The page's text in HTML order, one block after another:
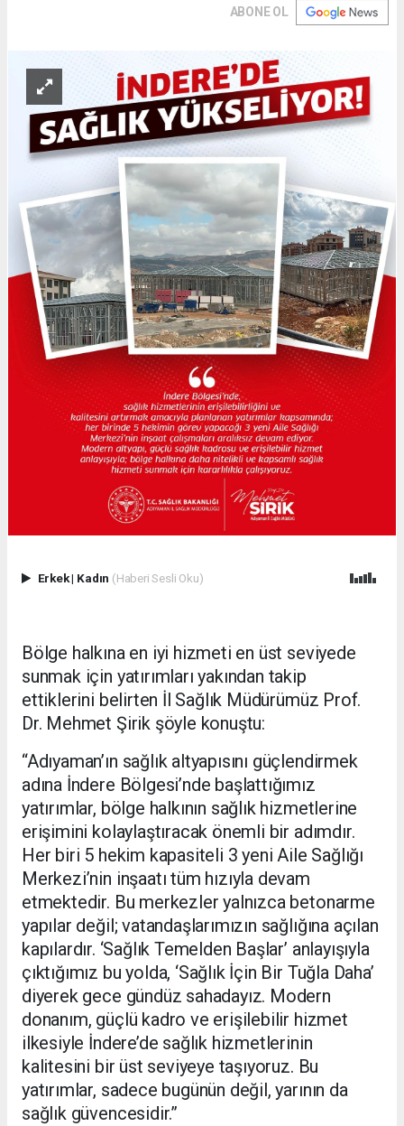
ABONE OL
Erkek| Kadın (Haberi Sesli Oku)
Bölge halkına en iyi hizmeti en üst seviyede
sunmak için yatırımları yakından takip
ettiklerini belirten İl Sağlık Müdürümüz Prof.
Dr. Mehmet Şirik şöyle konuştu:
“Adıyaman’ın sağlık altyapısını güçlendirmek
adına İndere Bölgesi’nde başlattığımız
yatırımlar, bölge halkının sağlık hizmetlerine
erişimini kolaylaştıracak önemli bir adımdır.
Her biri 5 hekim kapasiteli 3 yeni Aile Sağlığı
Merkezi’nin inşaatı tüm hızıyla devam
etmektedir. Bu merkezler yalnızca betonarme
yapılar değil; vatandaşlarımızın sağlığına açılan
kapılardır. ⁠‘Sağlık Temelden Başlar’ anlayışıyla
çıktığımız bu yolda, ‘Sağlık İçin Bir Tuğla Daha’
diyerek gece gündüz sahadayız. Modern
donanım, güçlü kadro ve erişilebilir hizmet
ilkesiyle İndere’de sağlık hizmetlerinin
kalitesini bir üst seviyeye taşıyoruz. Bu
yatırımlar, sadece bugünün değil, yarının da
sağlık güvencesidir.”